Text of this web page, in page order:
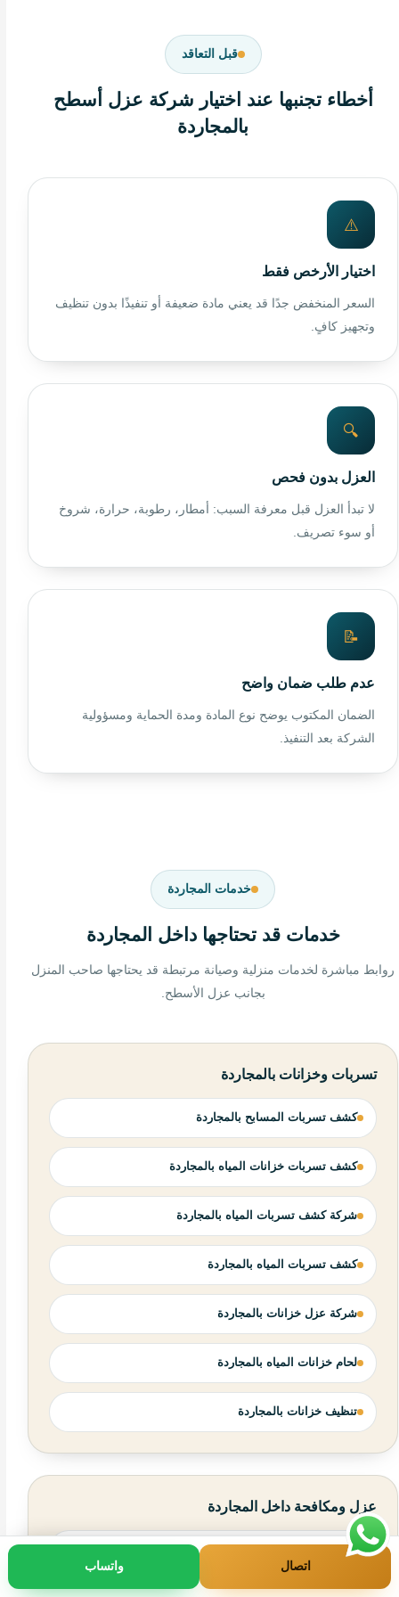
قبل التعاقد
أخطاء تجنبها عند اختيار شركة عزل أسطح
بالمجاردة
⚠️
اختيار الأرخص فقط
السعر المنخفض جدًا قد يعني مادة ضعيفة أو تنفيذًا بدون تنظيف
وتجهيز كافٍ.
🔍
العزل بدون فحص
لا تبدأ العزل قبل معرفة السبب: أمطار، رطوبة، حرارة، شروخ
أو سوء تصريف.
📝
عدم طلب ضمان واضح
الضمان المكتوب يوضح نوع المادة ومدة الحماية ومسؤولية
الشركة بعد التنفيذ.
خدمات المجاردة
خدمات قد تحتاجها داخل المجاردة
روابط مباشرة لخدمات منزلية وصيانة مرتبطة قد يحتاجها صاحب المنزل
بجانب عزل الأسطح.
تسربات وخزانات بالمجاردة
كشف تسربات المسابح بالمجاردة
كشف تسربات خزانات المياه بالمجاردة
شركة كشف تسربات المياه بالمجاردة
كشف تسربات المياه بالمجاردة
شركة عزل خزانات بالمجاردة
لحام خزانات المياه بالمجاردة
تنظيف خزانات بالمجاردة
عزل ومكافحة داخل المجاردة
شركة عزل أسطح بالمجاردة
اتصال واتساب